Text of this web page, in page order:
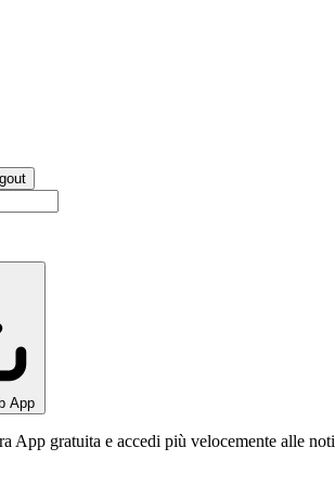
App
App gratuita e accedi più velocemente alle